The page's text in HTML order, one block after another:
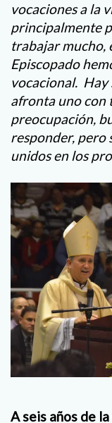
vocaciones a la
principalmente
trabajar mucho,
Episcopado
vocacional. Hay
afronta uno con
preocupación,
responder, pero
unidos en los
A seis años de